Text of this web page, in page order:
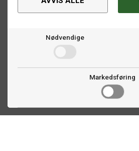
Nødvendige
Markedsføring